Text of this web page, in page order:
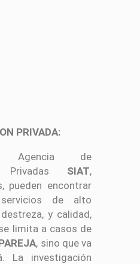
PRIVADA:
Agencia de
Privadas SIAT,
pueden encontrar
de alto
y calidad,
limita a casos de
, sino que va
La investigación